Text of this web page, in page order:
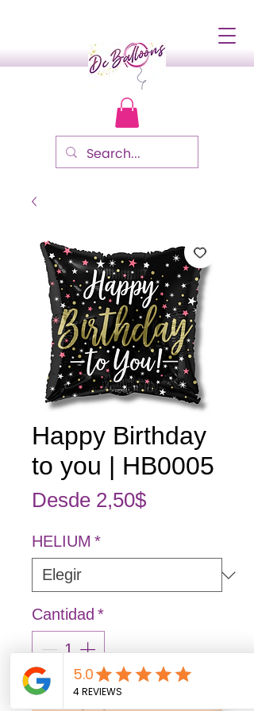
Happy Birthday
to you | HB0005
Desde 2,50$Precio de
HELIUM *
Cantidad *